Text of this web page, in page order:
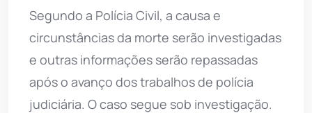
Segundo a Polícia Civil, a causa e
circunstâncias da morte serão investigadas
e outras informações serão repassadas
após o avanço dos trabalhos de polícia
judiciária. O caso segue sob investigação.